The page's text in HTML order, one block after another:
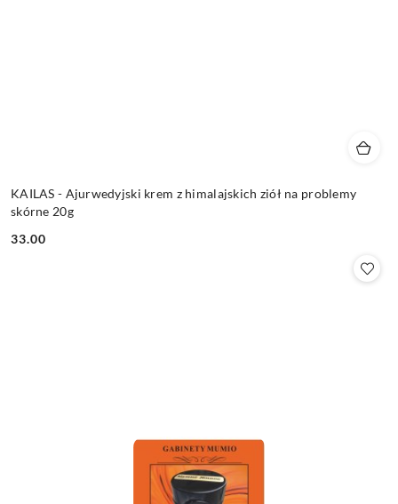
KAILAS - Ajurwedyjski krem z himalajskich ziół na problemy
skórne 20g
Cena:
33.00